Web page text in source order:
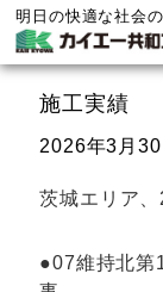
明日の快適な社会
施工実績
2026年3月30
茨城エリア、
●07維持北